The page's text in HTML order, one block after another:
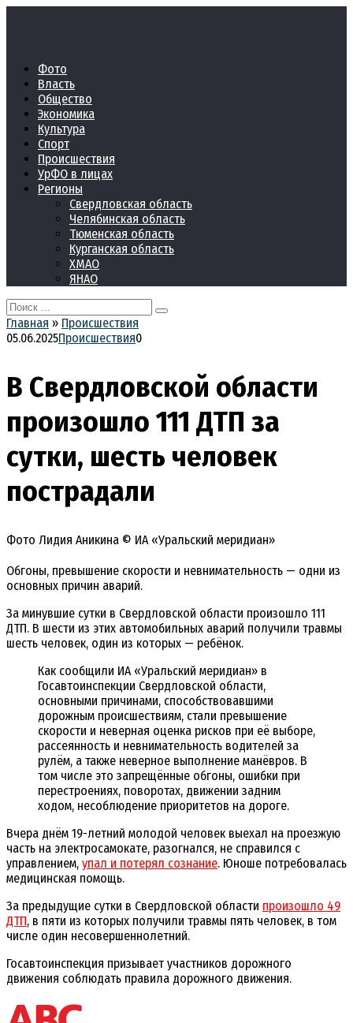
Фото
Власть
Общество
Экономика
Культура
Спорт
Происшествия
УрФО в лицах
Регионы
Свердловская область
Челябинская область
Тюменская область
Курганская область
ХМАО
ЯНАО
Search
for:
Главная » Происшествия
05.06.2025Происшествия0
В Свердловской области
произошло 111 ДТП за
сутки, шесть человек
пострадали
Фото Лидия Аникина © ИА «Уральский меридиан»
Обгоны, превышение скорости и невнимательность — одни из
основных причин аварий.
За минувшие сутки в Свердловской области произошло 111
ДТП. В шести из этих автомобильных аварий получили травмы
шесть человек, один из которых — ребёнок.
Как сообщили ИА «Уральский меридиан» в
Госавтоинспекции Свердловской области,
основными причинами, способствовавшими
дорожным происшествиям, стали превышение
скорости и неверная оценка рисков при её выборе,
рассеянность и невнимательность водителей за
рулём, а также неверное выполнение манёвров. В
том числе это запрещённые обгоны, ошибки при
перестроениях, поворотах, движении задним
ходом, несоблюдение приоритетов на дороге.
Вчера днём 19-летний молодой человек выехал на проезжую
часть на электросамокате, разогнался, не справился с
управлением, упал и потерял сознание. Юноше потребовалась
медицинская помощь.
За предыдущие сутки в Свердловской области произошло 49
ДТП, в пяти из которых получили травмы пять человек, в том
числе один несовершеннолетний.
Госавтоинспекция призывает участников дорожного
движения соблюдать правила дорожного движения.